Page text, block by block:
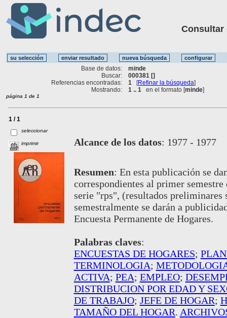
Consultar
Base de datos:
minde
Buscar:
000381 []
Referencias encontradas:
1 [Refinar la búsqueda]
Mostrando:
1 .. 1 en el formato [minde]
página 1 de 1
1 / 1
seleccionar
imprimir Alcance de los datos: 1977 - 1977
Resumen: En esta publicación se
correspondientes al primer
serie "rps", (resultados preliminares
semestralmente se darán a
Encuesta Permanente de Hogares.
Palabras claves:
ENCUESTAS DE HOGARES;
TERMINOLOGIA;
ACTIVA; PEA; EMPLEO;
DISTRIBUCION POR EDAD Y
DE TRABAJO; JEFE DE HOGAR;
TAMAÑO DEL HOGAR.